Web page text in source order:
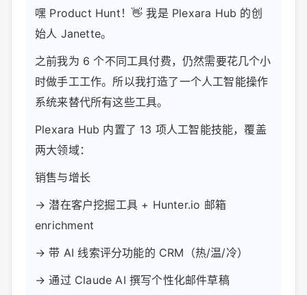
嘿 Product Hunt！👋 我是 Plexara Hub 的创
始人 Janette。
之前我为 6 个不同工具付费，仍然需要花几个小
时做手工工作。所以我打造了一个人工智能操作
系统来替代所有这些工具。
Plexara Hub 内置了 13 项人工智能技能，覆盖
两大领域：
销售与增长
→ 潜在客户挖掘工具 + Hunter.io 邮箱
enrichment
→ 带 AI 线索评分功能的 CRM（热/温/冷）
→ 通过 Claude AI 撰写个性化邮件草稿